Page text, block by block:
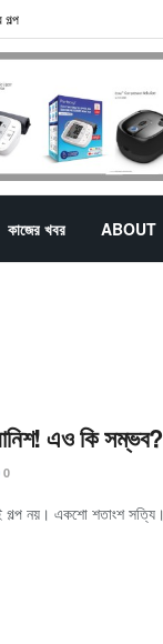
গল্প
কাজের খবর ABOUT
এও কি সম্ভব?
0
গল্প নয়। একশো শতাংশ সত্যি।